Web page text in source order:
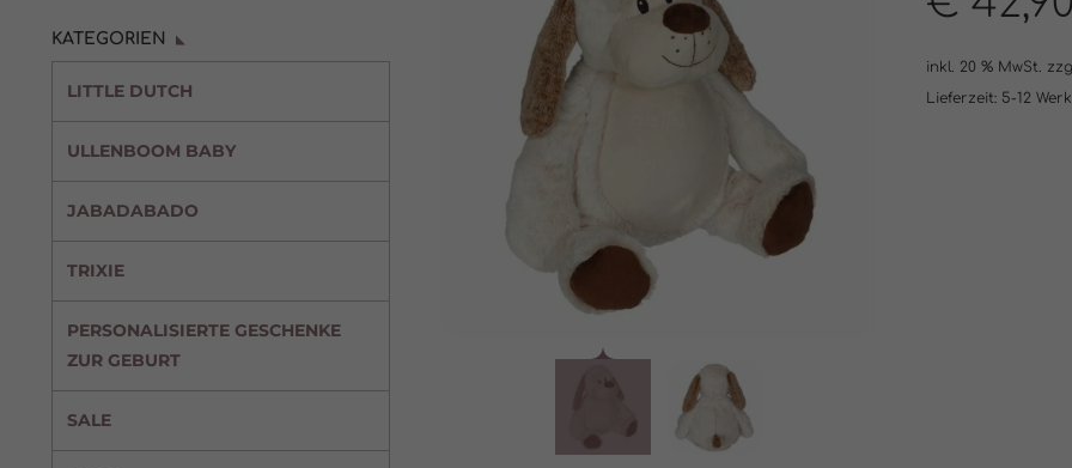
inkl. 20 % MwSt.
Lieferzeit: 5-12
KATEGORIEN
LITTLE DUTCH
ULLENBOOM BABY
JABADABADO
TRIXIE
PERSONALISIERTE GESCHENKE
ZUR GEBURT
SALE